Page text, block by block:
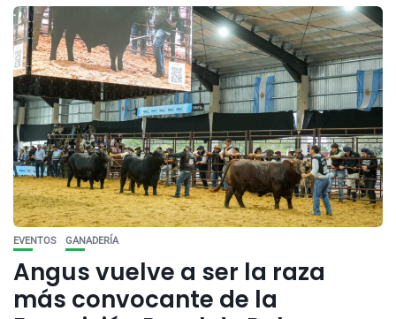
EVENTOS GANADERÍA
Angus vuelve a ser la raza
más convocante de la